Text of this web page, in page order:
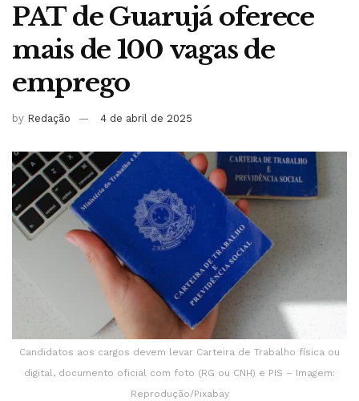
PAT de Guarujá oferece
mais de 100 vagas de
emprego
by Redação 4 de abril de 2025
Candidatos aos cargos devem levar Carteira de Trabalho física ou
digital, documento oficial com foto (RG ou CNH) e PIS – Imagem:
Reprodução/Pixabay